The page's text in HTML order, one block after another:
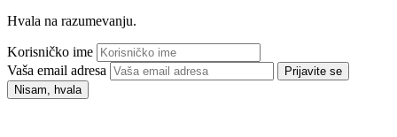
Hvala na razumevanju.
Korisničko ime
Vaša email adresa
Prijavite se
Nisam, hvala